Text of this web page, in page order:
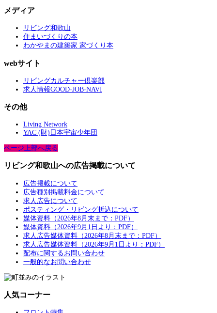
メディア
リビング和歌山
住まいづくりの本
わかやまの建築家 家づくり本
webサイト
リビングカルチャー倶楽部
求人情報GOOD-JOB-NAVI
その他
Living Network
YAC (財)日本宇宙少年団
ページ上部へ戻る
リビング和歌山への広告掲載について
広告掲載について
広告種別掲載料金について
求人広告について
ポスティング・リビング折込について
媒体資料（2026年8月末まで：PDF）
媒体資料（2026年9月1日より：PDF）
求人広告媒体資料（2026年8月末まで：PDF）
求人広告媒体資料（2026年9月1日より：PDF）
配布に関するお問い合わせ
一般的なお問い合わせ
人気コーナー